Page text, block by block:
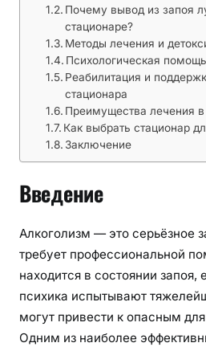
Почему вывод из запоя
стационаре?
Методы лечения и
Психологическая
Реабилитация и
стационара
Преимущества лечения
Как выбрать стационар
Заключение
Введение
Алкоголизм — это серьёзное
требует профессиональной
находится в состоянии запоя,
психика испытывают
могут привести к опасным
Одним из наиболее